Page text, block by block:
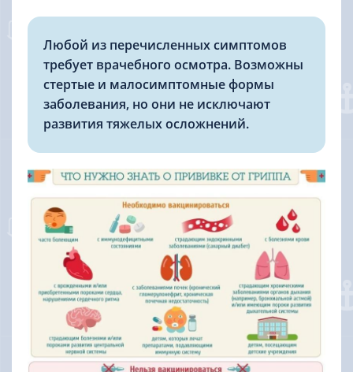
Любой из перечисленных симптомов
требует врачебного осмотра. Возможны
стертые и малосимптомные формы
заболевания, но они не исключают
развития тяжелых осложнений.